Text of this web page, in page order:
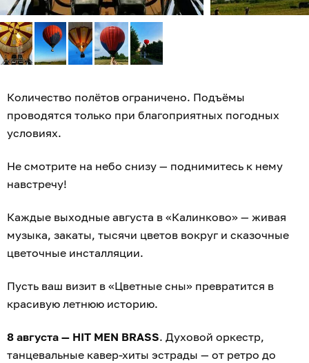
Количество полётов ограничено. Подъёмы
проводятся только при благоприятных погодных
условиях.
Не смотрите на небо снизу — поднимитесь к нему
навстречу!
Каждые выходные августа в «Калинково» — живая
музыка, закаты, тысячи цветов вокруг и сказочные
цветочные инсталляции.
Пусть ваш визит в «Цветные сны» превратится в
красивую летнюю историю.
8 августа — HIT MEN BRASS. Духовой оркестр,
танцевальные кавер-хиты эстрады — от ретро до